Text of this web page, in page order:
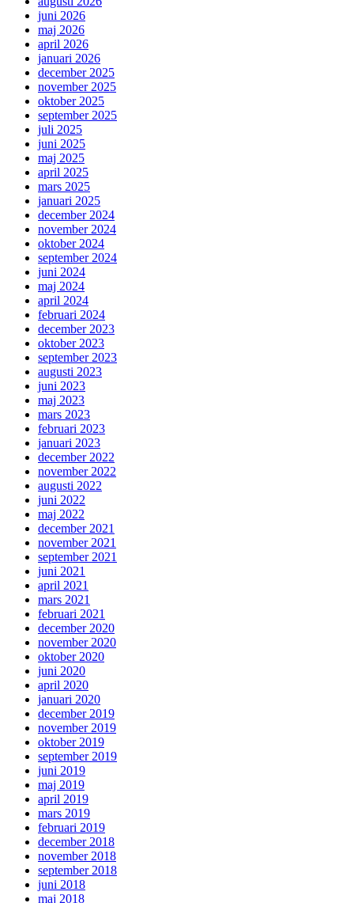
juni 2026
maj 2026
april 2026
januari 2026
december 2025
november 2025
oktober 2025
september 2025
juli 2025
juni 2025
maj 2025
april 2025
mars 2025
januari 2025
december 2024
november 2024
oktober 2024
september 2024
juni 2024
maj 2024
april 2024
februari 2024
december 2023
oktober 2023
september 2023
augusti 2023
juni 2023
maj 2023
mars 2023
februari 2023
januari 2023
december 2022
november 2022
augusti 2022
juni 2022
maj 2022
december 2021
november 2021
september 2021
juni 2021
april 2021
mars 2021
februari 2021
december 2020
november 2020
oktober 2020
juni 2020
april 2020
januari 2020
december 2019
november 2019
oktober 2019
september 2019
juni 2019
maj 2019
april 2019
mars 2019
februari 2019
december 2018
november 2018
september 2018
juni 2018
maj 2018